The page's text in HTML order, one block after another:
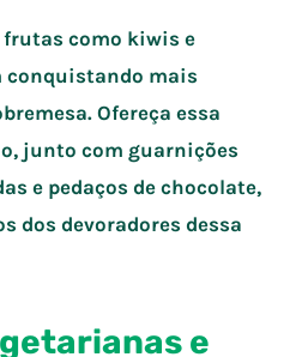
frutas como kiwis e
conquistando mais
Ofereça essa
junto com guarnições
e pedaços de chocolate,
dos devoradores dessa
e